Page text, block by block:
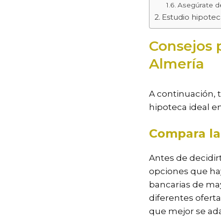
Asegúrate
Estudio
Consejos
Almería
A continuación,
hipoteca ideal
Compara
Antes de
opciones que
bancarias de
diferentes
que mejor se